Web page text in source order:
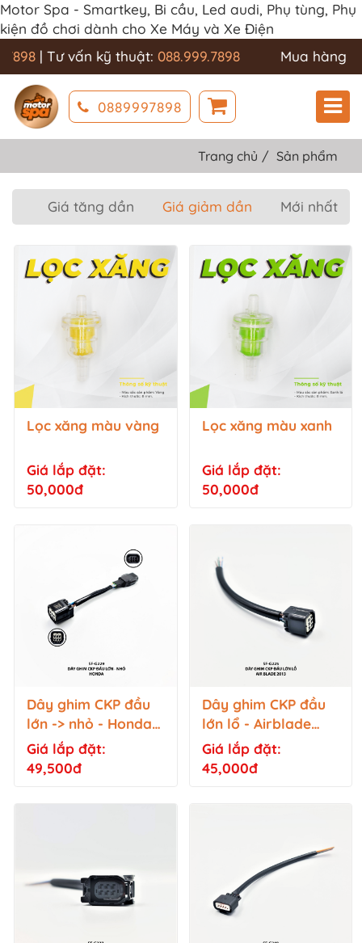
Motor Spa - Smartkey, Bi cầu, Led audi, Phụ tùng, Phụ
kiện đồ chơi dành cho Xe Máy và Xe Điện
| Tư vấn kỹ thuật:088.999.7898 Mua hàng &
0889997898
Trang chủ Sản phẩm
Giá tăng dần Giá giảm dần Mới nhất
Lọc xăng màu vàng
Giá lắp đặt:
50,000đ
Lọc xăng màu xanh
Giá lắp đặt:
50,000đ
Dây ghim CKP đầu
lớn -> nhỏ - Honda -
SF-G229
Giá lắp đặt:
49,500đ
Dây ghim CKP đầu
lớn lổ - Airblade
2013 - SF-G225
Giá lắp đặt:
45,000đ